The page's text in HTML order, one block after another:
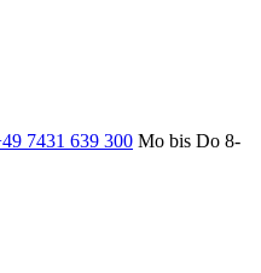
7431 639 300 Mo bis Do 8-